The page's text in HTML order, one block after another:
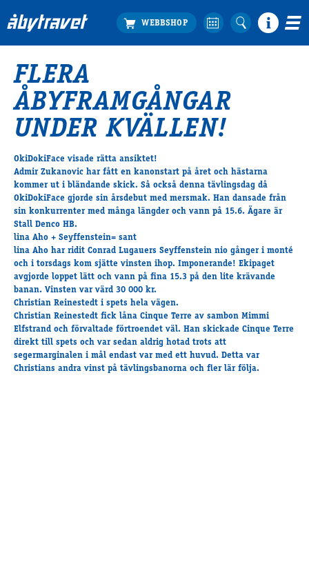
Köp biljett
Travprogrammet
Boka ställplats
Bra att veta
Restauranger
Catering by Lyon
Hotell nära oss
Nybörjar­guide
Presentkort
Tävlingsdagar
FAQ
Travkonferens
Exponering & värdskap
FLERA
ÅBYFRAMGÅNGAR
UNDER KVÄLLEN!
OkiDokiFace visade rätta ansiktet!
Admir Zukanovic har fått en kanonstart på året och hästarna
kommer ut i bländande skick. Så också denna tävlingsdag då
OkiDokiFace gjorde sin årsdebut med mersmak. Han dansade från
sin konkurrenter med många längder och vann på 15.6. Ägare är
Stall Denco HB.
lina Aho + Seyffenstein= sant
lina Aho har ridit Conrad Lugauers Seyffenstein nio gånger i monté
och i torsdags kom sjätte vinsten ihop. Imponerande! Ekipaget
avgjorde loppet lätt och vann på fina 15.3 på den lite krävande
banan. Vinsten var värd 30 000 kr.
Christian Reinestedt i spets hela vägen.
Christian Reinestedt fick låna Cinque Terre av sambon Mimmi
Elfstrand och förvaltade förtroendet väl. Han skickade Cinque Terre
direkt till spets och var sedan aldrig hotad trots att
segermarginalen i mål endast var med ett huvud. Detta var
Christians andra vinst på tävlingsbanorna och fler lär följa.